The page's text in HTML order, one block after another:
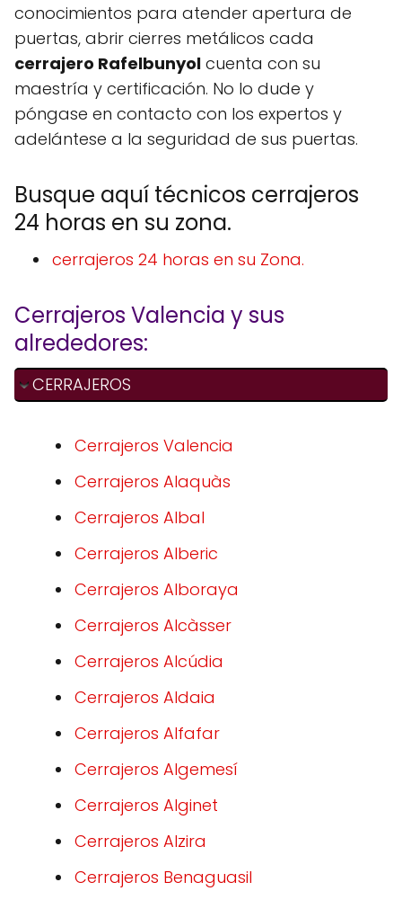
conocimientos para atender apertura de
puertas, abrir cierres metálicos cada
cerrajero Rafelbunyol cuenta con su
maestría y certificación. No lo dude y
póngase en contacto con los expertos y
adelántese a la seguridad de sus puertas.
Busque aquí técnicos cerrajeros
24 horas en su zona.
cerrajeros 24 horas en su Zona.
Cerrajeros Valencia y sus
alrededores:
CERRAJEROS
Cerrajeros Valencia
Cerrajeros Alaquàs
Cerrajeros Albal
Cerrajeros Alberic
Cerrajeros Alboraya
Cerrajeros Alcàsser
Cerrajeros Alcúdia
Cerrajeros Aldaia
Cerrajeros Alfafar
Cerrajeros Algemesí
Cerrajeros Alginet
Cerrajeros Alzira
Cerrajeros Benaguasil